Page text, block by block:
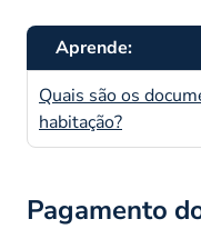
Aprende:
Quais são os
habitação?
Pagamento